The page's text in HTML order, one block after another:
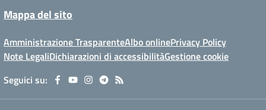
Mappa del sito
Amministrazione TrasparenteAlbo onlinePrivacy Policy
Note LegaliDichiarazioni di accessibilitàGestione cookie
Seguici su: